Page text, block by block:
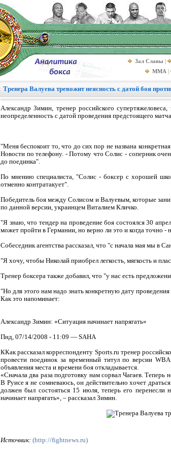
Зал Славы |
MMA |
Тренера Валуева тревожит неясность с датой боя
Александр Зимин, тренер российского
неопределенность с датой проведения предстоящего
"Меня беспокоит то, что до сих пор не названа
Новости по телефону. - Потому что Солис - соперник
до поединка".
По мнению специалиста, "Солис - боксер с хорошей
отменно контратакует".
Победитель боя между Солисом и Валуевым, которые
по данной версии, украинцем Виталием Кличко.
"Я знаю, что тендер на проведение боя состоялся 30
может пройти в Германии, но верно ли это и когда точно -
Собеседник агентства рассказал, что "с начала мая мы в
"Я хочу, чтобы Николай приобрел легкость, мягкость и
Тренер боксера также добавил, что "у нас есть
"Но для этого нам надо знать конкретную дату
Как это напоминает:
Александр Зимин: «Ситуация начинает напрягать»
Пнд, 07/14/2008 - 11:09 — SAHA
ККак рассказал корреспонденту Sports.ru тренер
провести поединок за временный титул по версии
объявления места и времени боя откладывается.
«Сначала два раза подготовку нам сорвал Чагаев.
В Руисе я не сомневаюсь, он действительно хочет
должен был состояться 15 июля, теперь его
начинает напрягать», – рассказал Зимин.
Источник: (http://fightnews.ru)